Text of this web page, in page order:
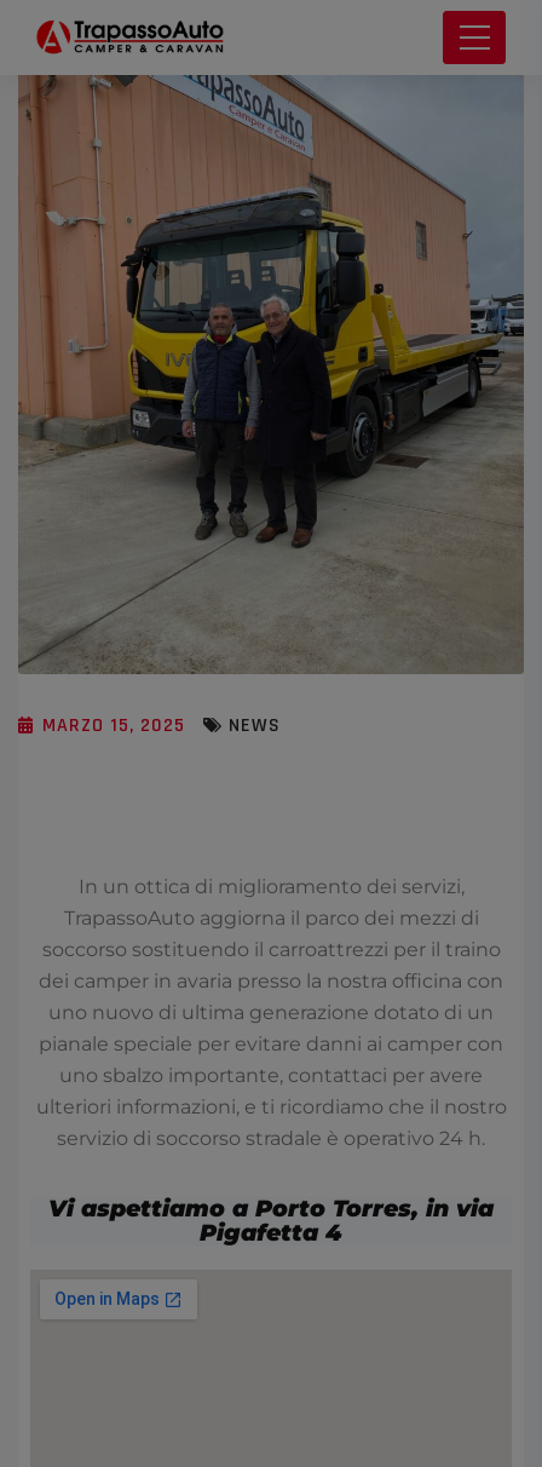
MARZO 15, 2025 NEWS
In un ottica di miglioramento dei servizi,
TrapassoAuto aggiorna il parco dei mezzi di
soccorso sostituendo il carroattrezzi per il traino
dei camper in avaria presso la nostra officina con
uno nuovo di ultima generazione dotato di un
pianale speciale per evitare danni ai camper con
uno sbalzo importante, contattaci per avere
ulteriori informazioni, e ti ricordiamo che il nostro
servizio di soccorso stradale è operativo 24 h.
Vi aspettiamo a Porto Torres, in via
Pigafetta 4